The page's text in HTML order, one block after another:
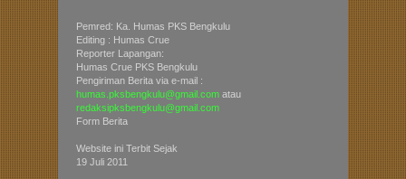
Pemred: Ka. Humas PKS Bengkulu
Editing : Humas Crue
Reporter Lapangan:
Humas Crue PKS Bengkulu
Pengiriman Berita via e-mail :
humas.pksbengkulu@gmail.com atau
redaksipksbengkulu@gmail.com
Form Berita
Website ini Terbit Sejak
19 Juli 2011